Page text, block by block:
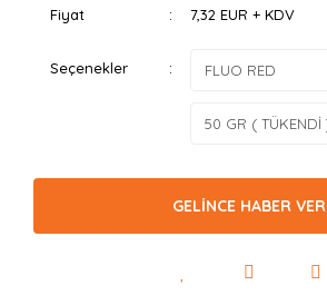
Fiyat 7,32 EUR + KDV
Seçenekler
GELİNCE HABER VER